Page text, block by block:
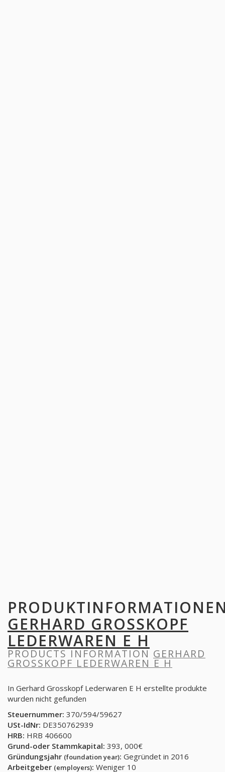
GERHARD GROSSKOPF
LEDERWAREN E H
PRODUCTS INFORMATION GERHARD
GROSSKOPF LEDERWAREN E H
In Gerhard Grosskopf Lederwaren E H erstellte produkte
wurden nicht gefunden
Steuernummer: 370/594/59627
USt-IdNr: DE350762939
HRB: HRB 406600
Grund-oder Stammkapital: 393, 000€
Gründungsjahr (foundation year): Gegründet in 2016
Arbeitgeber (employers): Weniger 10